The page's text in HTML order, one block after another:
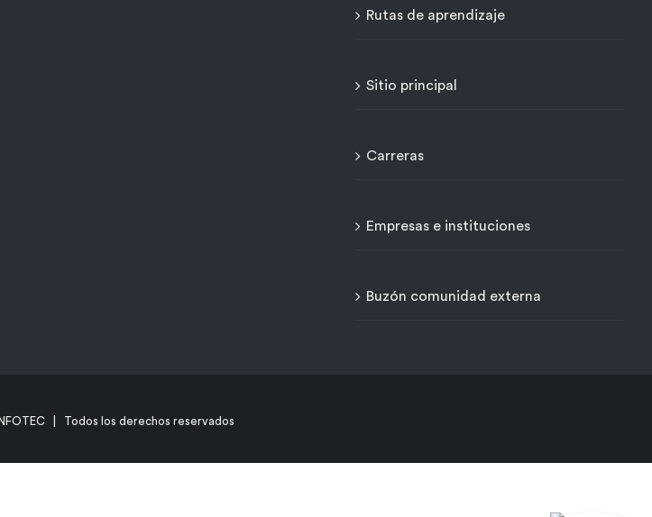
Rutas de aprendizaje
Sitio principal
Carreras
Empresas e instituciones
Buzón comunidad externa
| Todos los derechos reservados